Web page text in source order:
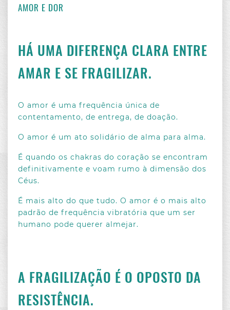
AMOR E DOR
HÁ UMA DIFERENÇA CLARA ENTRE
AMAR E SE FRAGILIZAR.
O amor é uma frequência única de
contentamento, de entrega, de doação.
O amor é um ato solidário de alma para alma.
É quando os chakras do coração se encontram
definitivamente e voam rumo à dimensão dos
Céus.
É mais alto do que tudo. O amor é o mais alto
padrão de frequência vibratória que um ser
humano pode querer almejar.
A FRAGILIZAÇÃO É O OPOSTO DA
RESISTÊNCIA.